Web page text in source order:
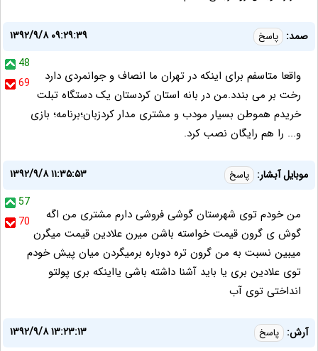
صمد: پاسخ
۱۳۹۲/۹/۸ ۰۹:۲۹:۳۹
48
69
واقعا متاسفم برای اینکه در تهران ما انصاف و جوانمردی دارد
رخت بر می بندد.من در بانه استان کردستان یک دستگاه تبلت
خریدم هموطن بسیار مودب و مشتری مدار کردزبان؛برنامه؛ بازی
و... را هم رایگان نصب کرد.
موبایل آبشار: پاسخ
۱۳۹۲/۹/۸ ۱۱:۳۵:۵۳
57
70
من خودم توی شهرستان گوشی فروشی دارم مشتری من اگه
گوش ی گرون قیمت خواسته باشن میرن علادین قیمت میگرن
میبین نسبت به من گرون تره دوباره برمیگردن میان پیش خودم
توی علادین بری یا باید آشنا داشته باشی یااینکه بری پولتو
انداختی توی آب
آرش: پاسخ
۱۳۹۲/۹/۸ ۱۳:۲۳:۱۳